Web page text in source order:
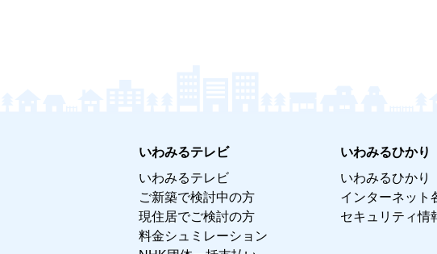
いわみるテレビ
いわみるテレビ
ご新築で検討中の方
現住居でご検討の方
料金シュミレーション
いわみるひかり
いわみるひかり
インターネット
セキュリティ情